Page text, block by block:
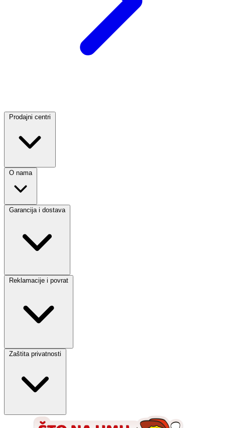
Prodajni centri
O nama
Garancija i dostava
Reklamacije i povrat
Zaštita privatnosti